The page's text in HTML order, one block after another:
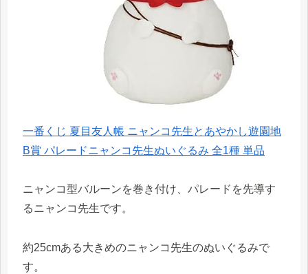
一番くじ 夏目友人帳 ニャンコ先生とあやかし遊園地
B賞 パレードニャンコ先生ぬいぐるみ 全1種 単品
ニャンコ型バルーンを巻き付け、パレードを先導す
るニャンコ先生です。
約25cmある大きめのニャンコ先生のぬいぐるみで
す。